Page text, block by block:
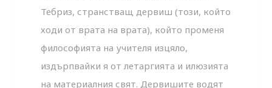
Тебриз, странстващ дервиш (този, който
ходи от врата на врата), който променя
философията на учителя изцяло,
издърпвайки я от летаргията и илюзията
на материалния свят. Дервишите водят